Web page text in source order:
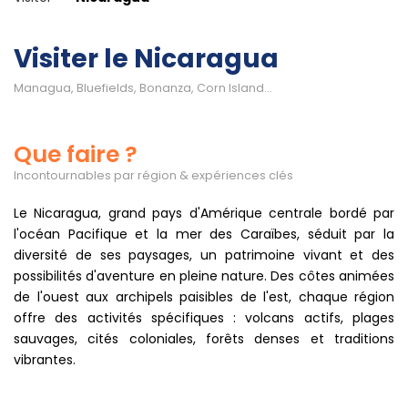
Visiter le Nicaragua
Managua, Bluefields, Bonanza, Corn Island...
Que faire ?
Incontournables par région & expériences clés
Le Nicaragua, grand pays d'Amérique centrale bordé par
l'océan Pacifique et la mer des Caraïbes, séduit par la
diversité de ses paysages, un patrimoine vivant et des
possibilités d'aventure en pleine nature. Des côtes animées
de l'ouest aux archipels paisibles de l'est, chaque région
offre des activités spécifiques : volcans actifs, plages
sauvages, cités coloniales, forêts denses et traditions
vibrantes.